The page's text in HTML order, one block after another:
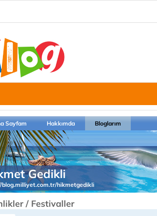
Sayfam Hakkımda Bloglarım
Gedikli
hikmetgedikli
/ Festivaller